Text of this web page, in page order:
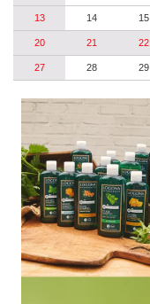
13 14 15
20 21 22
27 28 29